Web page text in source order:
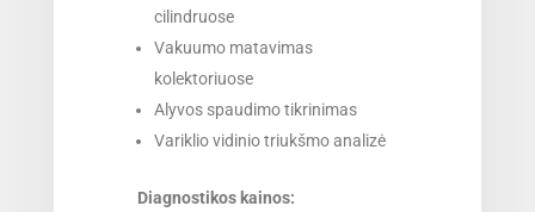
cilindruose
Vakuumo matavimas
kolektoriuose
Alyvos spaudimo tikrinimas
Variklio vidinio triukšmo analizė
Diagnostikos kainos: